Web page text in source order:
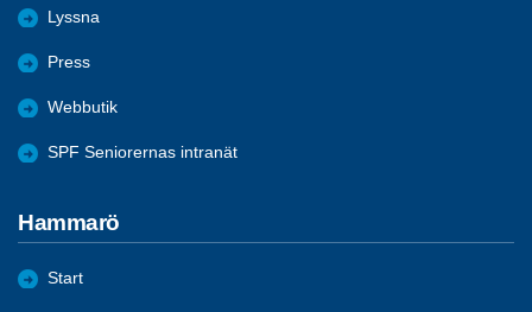
Lyssna
Press
Webbutik
SPF Seniorernas intranät
Hammarö
Start